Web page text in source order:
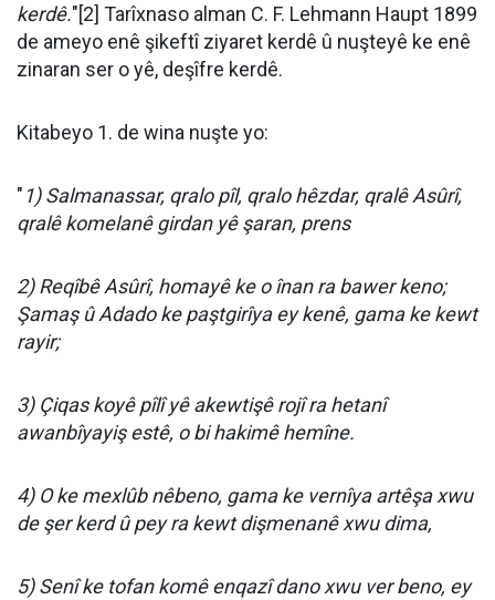
kerdê."[2] Tarîxnaso alman C. F. Lehmann Haupt 1899
de ameyo enê şikeftî ziyaret kerdê û nuşteyê ke enê
zinaran ser o yê, deşîfre kerdê.
Kitabeyo 1. de wina nuşte yo:
" 1) Salmanassar, qralo pîl, qralo hêzdar, qralê Asûrî,
qralê komelanê girdan yê şaran, prens
2) Reqîbê Asûrî, homayê ke o înan ra bawer keno;
Şamaş û Adado ke paştgirîya ey kenê, gama ke kewt
rayir;
3) Çiqas koyê pîlî yê akewtişê rojî ra hetanî
awanbîyayiş estê, o bi hakimê hemîne.
4) O ke mexlûb nêbeno, gama ke vernîya artêşa xwu
de şer kerd û pey ra kewt dişmenanê xwu dima,
5) Senî ke tofan komê enqazî dano xwu ver beno, ey